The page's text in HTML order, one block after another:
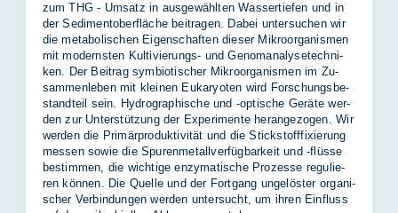
zum THG - Um­satz in aus­ge­wähl­ten Was­ser­tie­fen und in
der Se­di­men­to­ber­flä­che bei­tra­gen. Da­bei un­ter­su­chen wir
die me­ta­bo­li­schen Ei­gen­schaf­ten die­ser Mi­kro­or­ga­nis­men
mit mo­derns­ten Kul­ti­vie­rungs- und Ge­nom­ana­ly­se­tech­ni­
ken. Der Bei­trag sym­bio­ti­scher Mi­kro­or­ga­nis­men im Zu­
sam­men­le­ben mit klei­nen Eu­ka­ryo­ten wird For­schungs­be­
stand­teil sein. Hy­dro­gra­phi­sche und -op­ti­sche Ge­rä­te wer­
den zur Un­ter­stüt­zung der Ex­pe­ri­men­te her­an­ge­zo­gen. Wir
wer­den die Pri­mär­pro­duk­ti­vi­tät und die Stick­stoff­fi­xie­rung
mes­sen so­wie die Spu­ren­me­tall­ver­füg­bar­keit und -flüs­se
be­stim­men, die wich­ti­ge en­zy­mati­sche Pro­zes­se re­gu­lie­
ren kön­nen. Die Quel­le und der Fort­gang un­ge­lös­ter or­ga­ni­
scher Ver­bin­dun­gen wer­den un­ter­sucht, um ih­ren Ein­fluss